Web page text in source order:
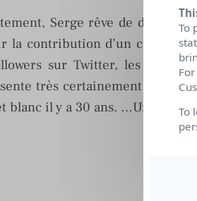
Serge rêve de
la contribution d’un
sur Twitter, les «
très certainement une
blanc il y a 30 ans. …Une belle
To
To